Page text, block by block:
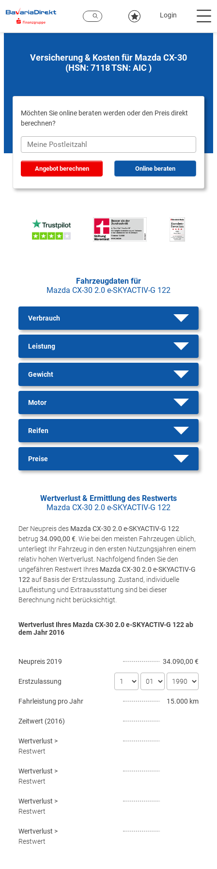
Hauptinhalt
Login
Versicherung & Kosten für Mazda CX-30
(HSN: 7118 TSN: AIC )
Möchten Sie online beraten werden oder den Preis direkt
berechnen?
Angebot berechnen Online beraten
Fahrzeugdaten für
Mazda CX-30 2.0 e-SKYACTIV-G 122
Verbrauch
Leistung
Gewicht
Motor
Reifen
Preise
Wertverlust & Ermittlung des Restwerts
Mazda CX-30 2.0 e-SKYACTIV-G 122
Der Neupreis des Mazda CX-30 2.0 e-SKYACTIV-G 122
betrug 34.090,00 € . Wie bei den meisten Fahrzeugen üblich,
unterliegt Ihr Fahrzeug in den ersten Nutzungsjahren einem
relativ hohen Wertverlust. Nachfolgend finden Sie den
ungefähren Restwert Ihres Mazda CX-30 2.0 e-SKYACTIV-G
122 auf Basis der Erstzulassung. Zustand, individuelle
Laufleistung und Extraausstattung sind bei dieser
Berechnung nicht berücksichtigt.
Wertverlust Ihres Mazda CX-30 2.0 e-SKYACTIV-G 122 ab
dem Jahr2016
Neupreis2019 34.090,00 €
Erstzulassung
Fahrleistung pro Jahr 15.000 km
Zeitwert (2016)
Wertverlust >
Restwert
Wertverlust >
Restwert
Wertverlust >
Restwert
Wertverlust >
Restwert